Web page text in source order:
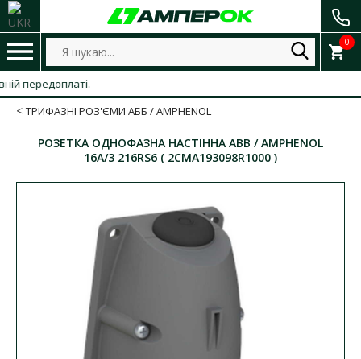
0
ТРИФАЗНІ РОЗ'ЄМИ АББ / AMPHENOL
РОЗЕТКА ОДНОФАЗНА НАСТІННА ABB / AMPHENOL
16А/3 216RS6 ( 2CMA193098R1000 )